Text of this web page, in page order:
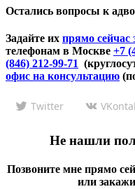
Остались вопросы к
Задайте их прямо сейчас
телефонам в Москве +7
(846) 212-99-71
офис на консультацию
Twitter
Не нашли
Позвоните мне прямо
или